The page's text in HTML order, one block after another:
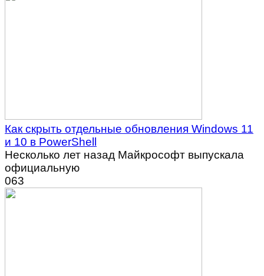
Как скрыть отдельные обновления Windows 11
и 10 в PowerShell
Несколько лет назад Майкрософт выпускала
официальную
063